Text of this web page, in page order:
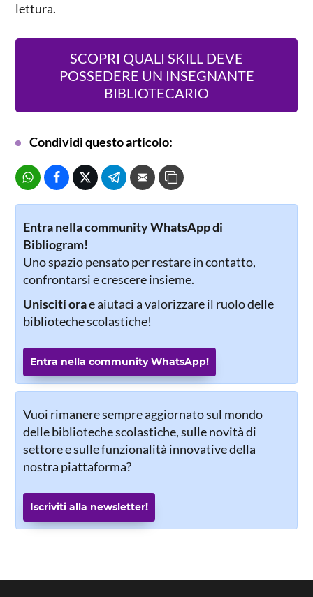
lettura.
SCOPRI QUALI SKILL DEVE
POSSEDERE UN INSEGNANTE
BIBLIOTECARIO
Condividi questo articolo:
Entra nella community WhatsApp di
Bibliogram!
Uno spazio pensato per restare in contatto,
confrontarsi e crescere insieme.
Unisciti orae aiutaci a valorizzare il ruolo delle
biblioteche scolastiche!
Entra nella community WhatsApp!
Vuoi rimanere sempre aggiornato sul mondo
delle biblioteche scolastiche, sulle novità di
settore e sulle funzionalità innovative della
nostra piattaforma?
Iscriviti alla newsletter!